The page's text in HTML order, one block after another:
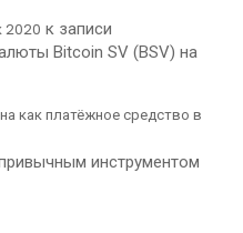
2020 к записи
Bitcoin SV (BSV) на
как платёжное средство в
инструментом